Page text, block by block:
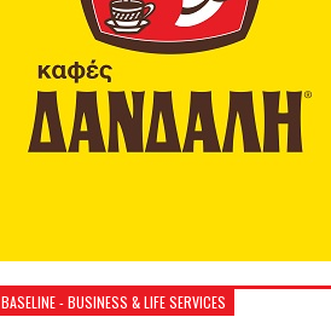
BASELINE - BUSINESS & LIFE SERVICES